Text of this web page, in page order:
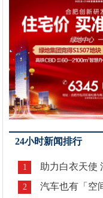
24小时新闻排行
1 助力白衣天使
2 汽车也有「空